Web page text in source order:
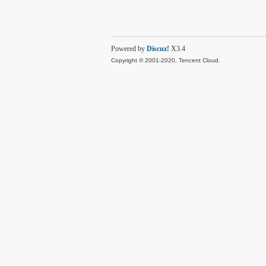
Powered by Discuz! X3.4
Copyright © 2001-2020, Tencent Cloud.